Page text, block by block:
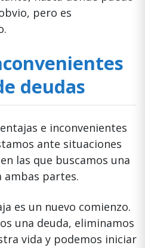
pero es
deudas
e inconvenientes
ante situaciones
las que buscamos una
ambas partes.
es un nuevo comienzo.
una deuda, eliminamos
vida y podemos iniciar